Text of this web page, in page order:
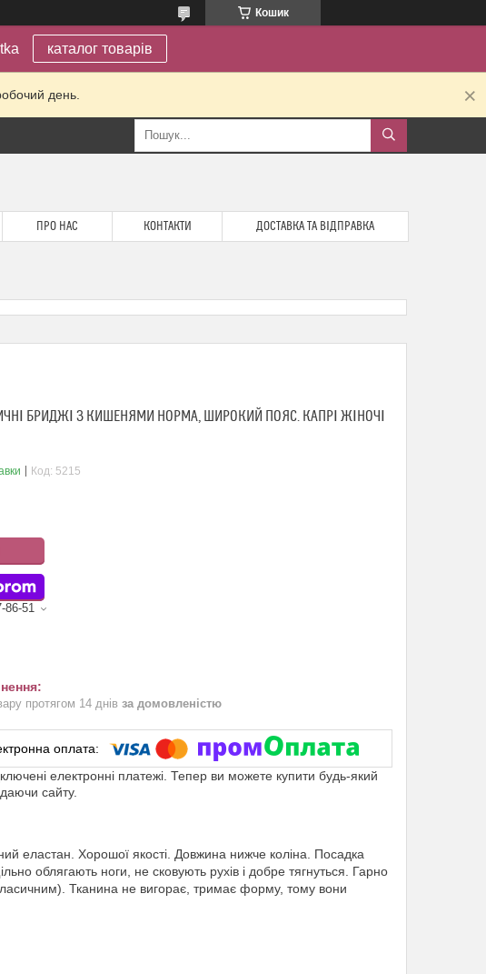
Кошик
каталог товарів
день.
ПРО НАС КОНТАКТИ ДОСТАВКА ТА ВІДПРАВКА
БРИДЖІ З КИШЕНЯМИ НОРМА, ШИРОКИЙ ПОЯС. КАПРІ ЖІНОЧІ
Код: 5215
86-51
протягом 14 днів за домовленістю
електронні платежі. Тепер ви можете купити будь-який
сайту.
еластан. Хорошої якості. Довжина нижче коліна. Посадка
облягають ноги, не сковують рухів і добре тягнуться. Гарно
Тканина не вигорає, тримає форму, тому вони